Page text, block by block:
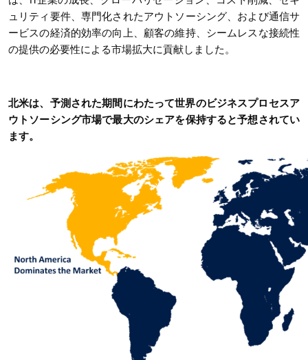
ュリティ要件、専門化されたアウトソーシング、および通信サ
ービスの経済的効率の向上、顧客の維持、シームレスな接続性
の提供の必要性による市場拡大に貢献しました。
北米は、予測された期間にわたって世界のビジネスプロセスア
ウトソーシング市場で最大のシェアを保持すると予想されてい
ます。